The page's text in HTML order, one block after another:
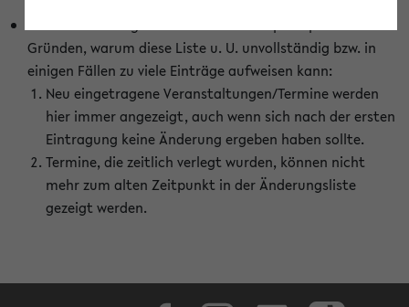
Gründen, warum diese Liste u. U. unvollständig bzw. in
einigen Fällen zu viele Einträge aufweisen kann:
Neu eingetragene Veranstaltungen/Termine werden
hier immer angezeigt, auch wenn sich nach der ersten
Eintragung keine Änderung ergeben haben sollte.
Termine, die zeitlich verlegt wurden, können nicht
mehr zum alten Zeitpunkt in der Änderungsliste
gezeigt werden.